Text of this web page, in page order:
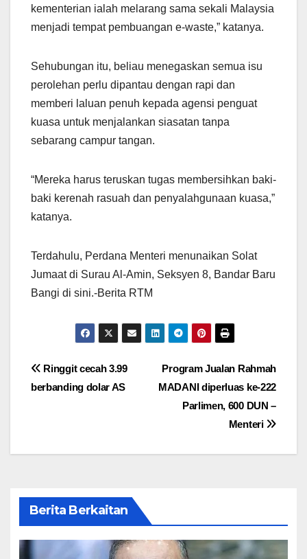
kementerian ialah melarang sama sekali Malaysia
menjadi tempat pembuangan e-waste,” katanya.
Sehubungan itu, beliau menegaskan semua isu
perolehan perlu dipantau dengan rapi dan
memberi laluan penuh kepada agensi penguat
kuasa untuk menjalankan siasatan tanpa
sebarang campur tangan.
“Mereka harus teruskan tugas membersihkan baki-
baki kerenah rasuah dan penyalahgunaan kuasa,”
katanya.
Terdahulu, Perdana Menteri menunaikan Solat
Jumaat di Surau Al-Amin, Seksyen 8, Bandar Baru
Bangi di sini.-Berita RTM
Post
navigation
Program Jualan Rahmah
MADANI diperluas ke-222
Parlimen, 600 DUN –
Menteri
Ringgit cecah 3.99
berbanding dolar AS
Berita Berkaitan